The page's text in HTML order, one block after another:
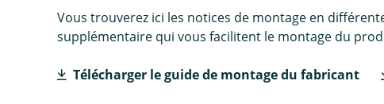
Vous trouverez ici les notices de montage en
supplémentaire qui vous facilitent le montage du
Télécharger le guide de montage du fabricant